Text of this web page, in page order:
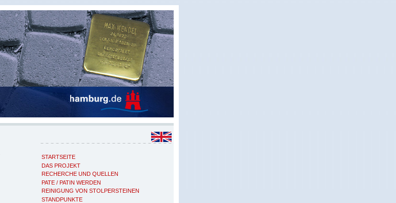
STARTSEITE
DAS PROJEKT
RECHERCHE UND QUELLEN
PATE / PATIN WERDEN
REINIGUNG VON STOLPERSTEINEN
STANDPUNKTE